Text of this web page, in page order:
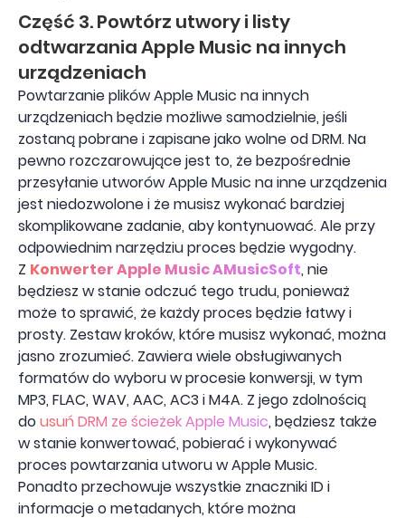
Część 3. Powtórz utwory i listy
odtwarzania Apple Music na innych
urządzeniach
Powtarzanie plików Apple Music na innych
urządzeniach będzie możliwe samodzielnie, jeśli
zostaną pobrane i zapisane jako wolne od DRM. Na
pewno rozczarowujące jest to, że bezpośrednie
przesyłanie utworów Apple Music na inne urządzenia
jest niedozwolone i że musisz wykonać bardziej
skomplikowane zadanie, aby kontynuować. Ale przy
odpowiednim narzędziu proces będzie wygodny.
Z Konwerter Apple Music AMusicSoft, nie
będziesz w stanie odczuć tego trudu, ponieważ
może to sprawić, że każdy proces będzie łatwy i
prosty. Zestaw kroków, które musisz wykonać, można
jasno zrozumieć. Zawiera wiele obsługiwanych
formatów do wyboru w procesie konwersji, w tym
MP3, FLAC, WAV, AAC, AC3 i M4A. Z jego zdolnością
dousuń DRM ze ścieżek Apple Music, będziesz także
w stanie konwertować, pobierać i wykonywać
proces powtarzania utworu w Apple Music.
Ponadto przechowuje wszystkie znaczniki ID i
informacje o metadanych, które można